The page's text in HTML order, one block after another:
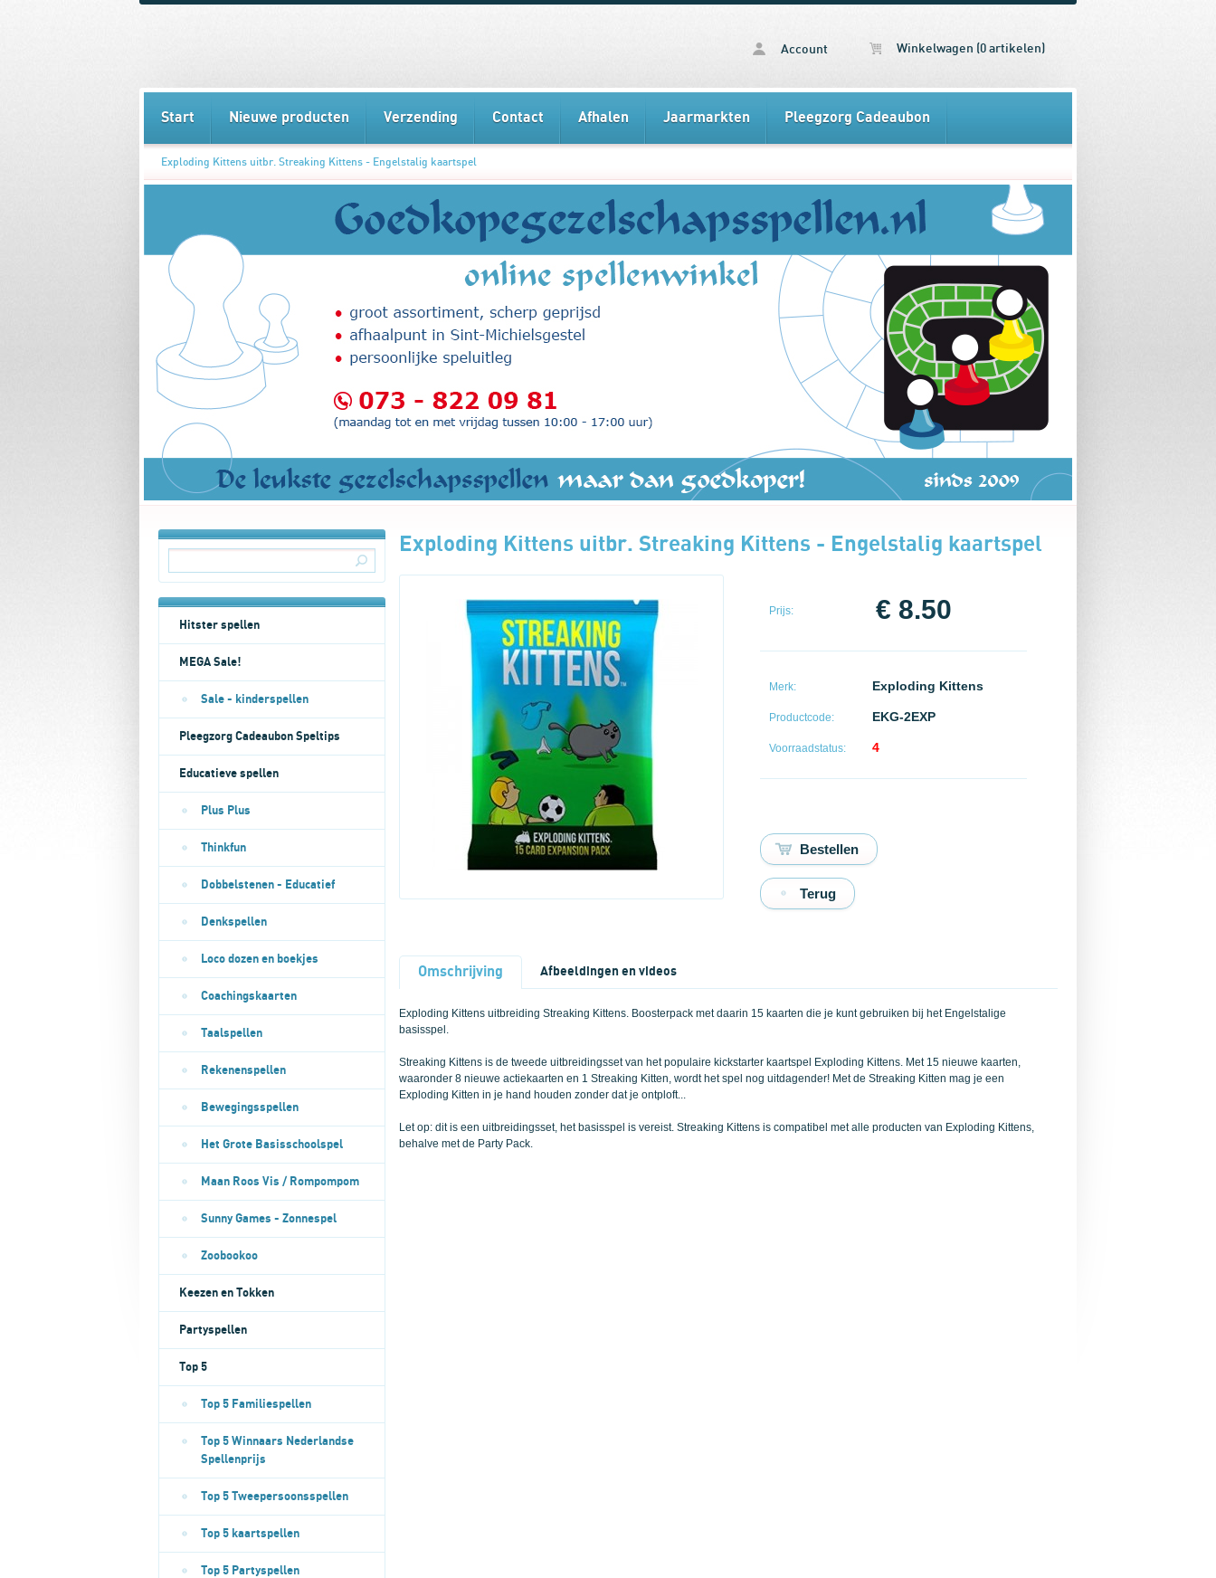
Account Winkelwagen (0 artikelen)
Start Nieuwe producten Verzending Contact Afhalen Jaarmarkten Pleegzorg Cadeaubon
Exploding Kittens uitbr. Streaking Kittens - Engelstalig kaartspel
Hitster spellen
MEGA Sale!
Sale - kinderspellen
Pleegzorg Cadeaubon Speltips
Educatieve spellen
Plus Plus
Thinkfun
Dobbelstenen - Educatief
Denkspellen
Loco dozen en boekjes
Coachingskaarten
Taalspellen
Rekenenspellen
Bewegingsspellen
Het Grote Basisschoolspel
Maan Roos Vis / Rompompom
Sunny Games - Zonnespel
Zoobookoo
Keezen en Tokken
Partyspellen
Top 5
Top 5 Familiespellen
Top 5 Winnaars Nederlandse
Spellenprijs
Top 5 Tweepersoonsspellen
Top 5 kaartspellen
Top 5 Partyspellen
Exploding Kittens uitbr. Streaking Kittens - Engelstalig kaartspel
Prijs: € 8.50
Merk: Exploding Kittens
Productcode: EKG-2EXP
Voorraadstatus: 4
Terug
Omschrijving Afbeeldingen en videos
Exploding Kittens uitbreiding Streaking Kittens. Boosterpack met daarin 15 kaarten die je kunt gebruiken bij het Engelstalige
basisspel.
Streaking Kittens is de tweede uitbreidingsset van het populaire kickstarter kaartspel Exploding Kittens. Met 15 nieuwe kaarten,
waaronder 8 nieuwe actiekaarten en 1 Streaking Kitten, wordt het spel nog uitdagender! Met de Streaking Kitten mag je een
Exploding Kitten in je hand houden zonder dat je ontploft...
Let op: dit is een uitbreidingsset, het basisspel is vereist. Streaking Kittens is compatibel met alle producten van Exploding Kittens,
behalve met de Party Pack.